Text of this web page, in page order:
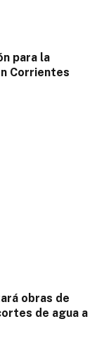
para la
Corrientes
obras de
de agua a